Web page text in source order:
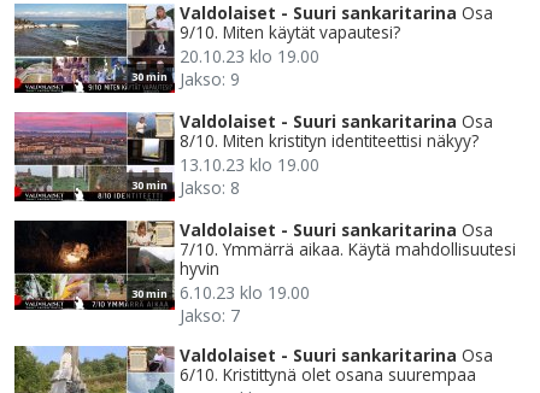
30 min
Valdolaiset - Suuri sankaritarina Osa
9/10. Miten käytät vapautesi?
20.10.23 klo 19.00
Jakso: 9
30 min
Valdolaiset - Suuri sankaritarina Osa
8/10. Miten kristityn identiteettisi näkyy?
13.10.23 klo 19.00
Jakso: 8
30 min
Valdolaiset - Suuri sankaritarina Osa
7/10. Ymmärrä aikaa. Käytä mahdollisuutesi
hyvin
6.10.23 klo 19.00
Jakso: 7
Valdolaiset - Suuri sankaritarina Osa
6/10. Kristittynä olet osana suurempaa